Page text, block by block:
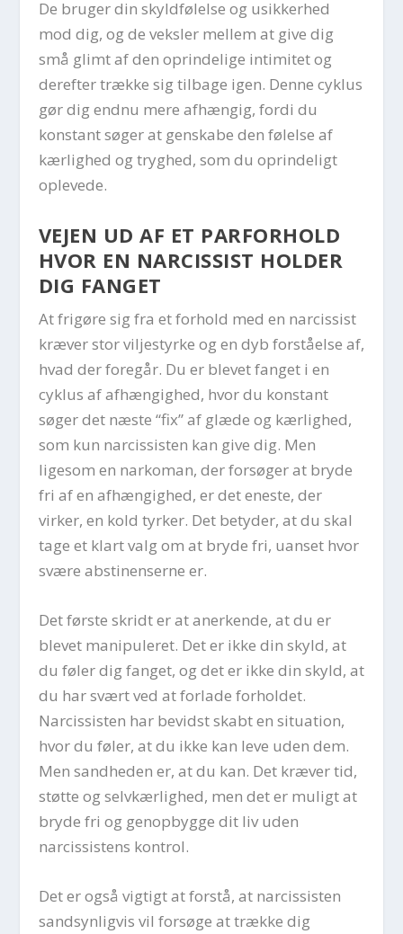
De bruger din skyldfølelse og usikkerhed
mod dig, og de veksler mellem at give dig
små glimt af den oprindelige intimitet og
derefter trække sig tilbage igen. Denne cyklus
gør dig endnu mere afhængig, fordi du
konstant søger at genskabe den følelse af
kærlighed og tryghed, som du oprindeligt
oplevede.
VEJEN UD AF ET PARFORHOLD
HVOR EN NARCISSIST HOLDER
DIG FANGET
At frigøre sig fra et forhold med en narcissist
kræver stor viljestyrke og en dyb forståelse af,
hvad der foregår. Du er blevet fanget i en
cyklus af afhængighed, hvor du konstant
søger det næste “fix” af glæde og kærlighed,
som kun narcissisten kan give dig. Men
ligesom en narkoman, der forsøger at bryde
fri af en afhængighed, er det eneste, der
virker, en kold tyrker. Det betyder, at du skal
tage et klart valg om at bryde fri, uanset hvor
svære abstinenserne er.
Det første skridt er at anerkende, at du er
blevet manipuleret. Det er ikke din skyld, at
du føler dig fanget, og det er ikke din skyld, at
du har svært ved at forlade forholdet.
Narcissisten har bevidst skabt en situation,
hvor du føler, at du ikke kan leve uden dem.
Men sandheden er, at du kan. Det kræver tid,
støtte og selvkærlighed, men det er muligt at
bryde fri og genopbygge dit liv uden
narcissistens kontrol.
Det er også vigtigt at forstå, at narcissisten
sandsynligvis vil forsøge at trække dig